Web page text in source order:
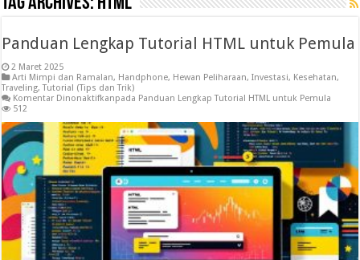
Panduan Lengkap Tutorial HTML untuk Pemula
2 Maret 2025
Arti Mimpi dan Ramalan, Handphone, Hewan Peliharaan,Investasi, Kesehatan,
Traveling,Tutorial (Tips dan Trik)
Komentar Dinonaktifkanpada Panduan Lengkap Tutorial HTML untuk Pemula
512